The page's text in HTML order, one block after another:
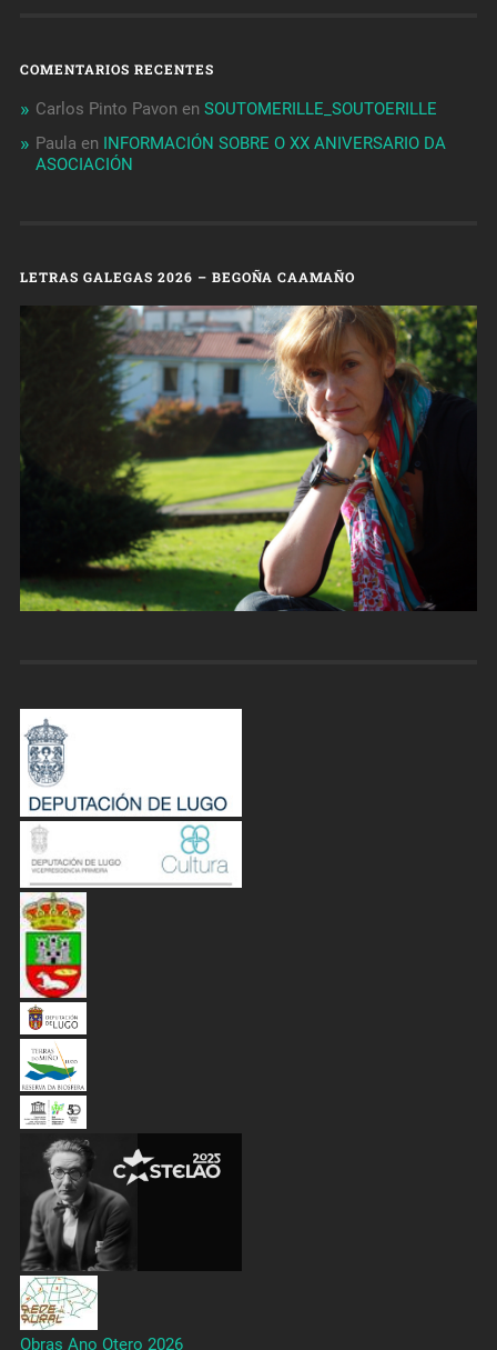
COMENTARIOS RECENTES
Carlos Pinto Pavon en SOUTOMERILLE_SOUTOERILLE
Paula en INFORMACIÓN SOBRE O XX ANIVERSARIO DA
ASOCIACIÓN
LETRAS GALEGAS 2026 – BEGOÑA CAAMAÑO
Obras Ano Otero 2026